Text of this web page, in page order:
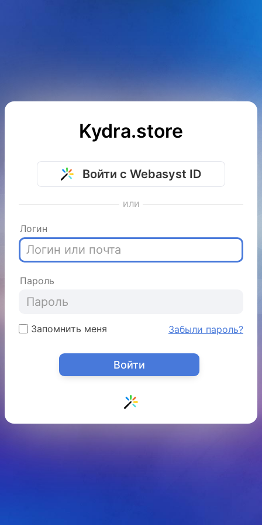
Kydra.store
Войти с Webasyst ID
или
Логин
Пароль
Запомнить меня Забыли пароль?